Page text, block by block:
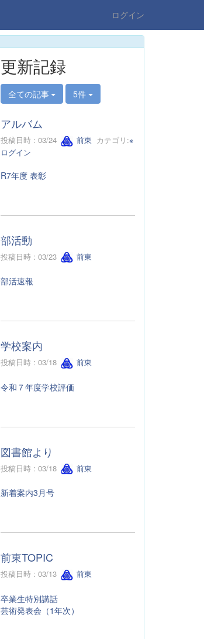
ログイン
更新記録
全ての記事 5件
アルバム
投稿日時 : 03/24 前東 カテゴリ:※
ログイン
R7年度 表彰
部活動
投稿日時 : 03/23 前東
部活速報
学校案内
投稿日時 : 03/18 前東
令和７年度学校評価
図書館より
投稿日時 : 03/18 前東
新着案内3月号
前東TOPIC
投稿日時 : 03/13 前東
卒業生特別講話
芸術発表会（1年次）